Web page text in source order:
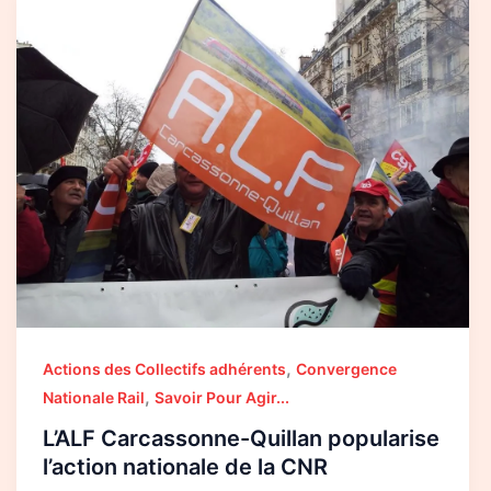
Actions des Collectifs adhérents, Convergence
Nationale Rail, Savoir Pour Agir...
L’ALF Carcassonne-Quillan popularise
l’action nationale de la CNR
l’action
nationale
CNR